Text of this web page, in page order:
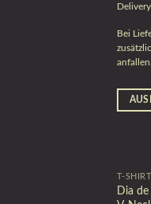
Bei
anfallen.
T-SHIRT
Dia